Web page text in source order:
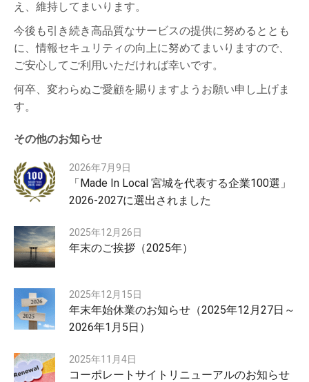
え、維持してまいります。
今後も引き続き高品質なサービスの提供に努めるととも
に、情報セキュリティの向上に努めてまいりますので、
ご安心してご利用いただければ幸いです。
何卒、変わらぬご愛顧を賜りますようお願い申し上げま
す。
その他のお知らせ
2026年7月9日
「Made In Local 宮城を代表する企業100選」
2026-2027に選出されました
2025年12月26日
年末のご挨拶（2025年）
2025年12月15日
年末年始休業のお知らせ（2025年12月27日～
2026年1月5日）
2025年11月4日
コーポレートサイトリニューアルのお知らせ